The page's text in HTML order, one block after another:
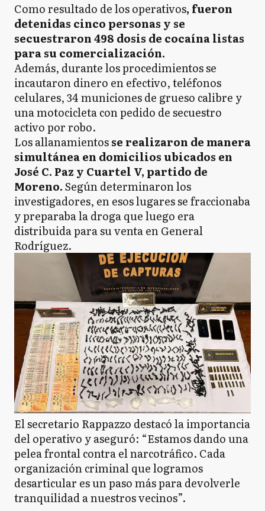
Como resultado de los operativos, fueron
detenidas cinco personas y se
secuestraron 498 dosis de cocaína listas
para su comercialización.
Además, durante los procedimientos se
incautaron dinero en efectivo, teléfonos
celulares, 34 municiones de grueso calibre y
una motocicleta con pedido de secuestro
activo por robo.
Los allanamientosse realizaron de manera
simultánea en domicilios ubicados en
José C. Paz y Cuartel V, partido de
Moreno.Según determinaron los
investigadores, en esos lugares se fraccionaba
y preparaba la droga que luego era
distribuida para su venta en General
Rodríguez.
El secretario Rappazzo destacó la importancia
del operativo y aseguró: “Estamos dando una
pelea frontal contra el narcotráfico. Cada
organización criminal que logramos
desarticular es un paso más para devolverle
tranquilidad a nuestros vecinos”.